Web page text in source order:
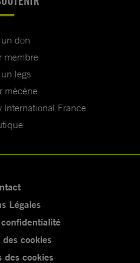
don
membre
legs
mécène
International France
Légales
cookies
des cookies